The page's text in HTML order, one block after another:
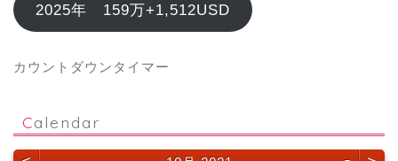
2025年 159万+1,512USD
カウントダウンタイマー
Calendar